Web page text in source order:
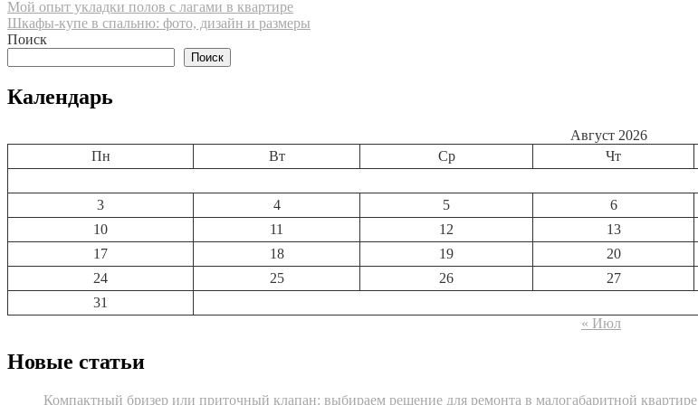
Навигация
по
Мой опыт укладки полов с лагами в квартире
Шкафы-купе в спальню: фото, дизайн и размеры
Поиск
Поиск
Календарь
Август 2026
Пн
Вт Ср Чт
3
4 5 6
10
11 12 13
17
18 19 20
24
25 26 27
31
« Июл
Новые статьи
Компактный бризер или приточный клапан: выбираем решение для ремонта в малогабаритной квартире